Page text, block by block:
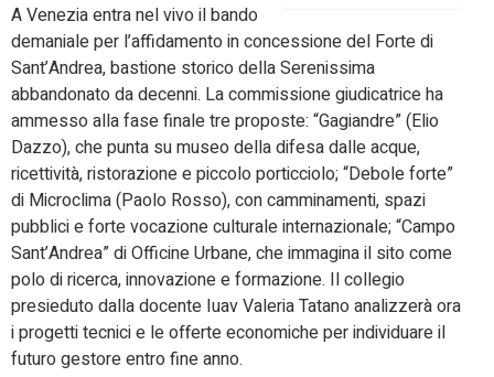
A Venezia entra nel vivo il bando
demaniale per l’affidamento in concessione del Forte di
Sant’Andrea, bastione storico della Serenissima
abbandonato da decenni. La commissione giudicatrice ha
ammesso alla fase finale tre proposte: “Gagiandre” (Elio
Dazzo), che punta su museo della difesa dalle acque,
ricettività, ristorazione e piccolo porticciolo; “Debole forte”
di Microclima (Paolo Rosso), con camminamenti, spazi
pubblici e forte vocazione culturale internazionale; “Campo
Sant’Andrea” di Officine Urbane, che immagina il sito come
polo di ricerca, innovazione e formazione. Il collegio
presieduto dalla docente Iuav Valeria Tatano analizzerà ora
i progetti tecnici e le offerte economiche per individuare il
futuro gestore entro fine anno.